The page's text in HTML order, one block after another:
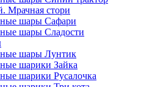
Мрачная стори
шары Сафари
шары Сладости
шары Лунтик
шарики Зайка
шарики Русалочка